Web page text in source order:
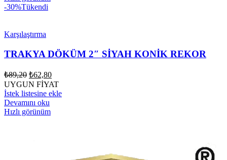
-30%Tükendi
Karşılaştırma
TRAKYA DÖKÜM 2″ SİYAH KONİK REKOR
₺89,20 Orijinal
fiyat:
₺89,20.
₺62,80Şu
andaki
fiyat:
UYGUN FİYAT
İstek listesine ekle
Devamını oku
Hızlı görünüm